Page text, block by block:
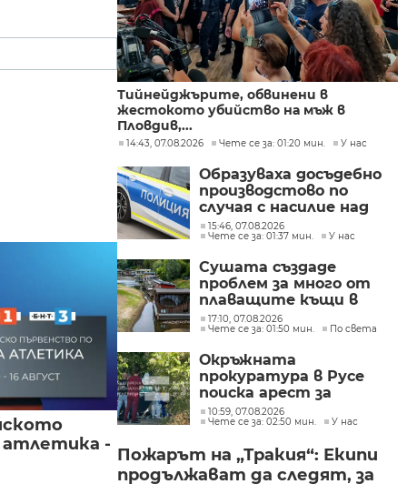
атлетика -
Тийнейджърите, обвинени в
жестокото убийство на мъж в
Пловдив,...
14:43, 07.08.2026 Чете се за: 01:20 мин. У нас
Образуваха досъдебно
производстово по
случая с насилие над
дете в Радомир
15:46, 07.08.2026
Чете се за: 01:37 мин.
У нас
Сушата създаде
проблем за много от
плаващите къщи в
Нидерландия
17:10, 07.08.2026
Чете се за: 01:50 мин.
По света
Окръжната
прокуратура в Русе
поиска арест за
петима от
участниците в
разбитата
лаборатория за
10:59, 07.08.2026
Чете се за: 02:50 мин.
У нас
Пожарът на „Тракия“: Екипи
продължават да следят, за